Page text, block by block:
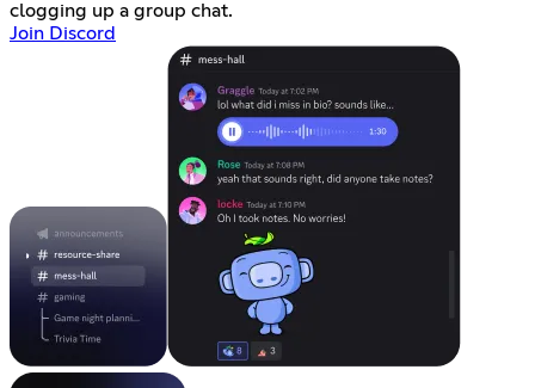
clogging up a group chat.
Join Discord